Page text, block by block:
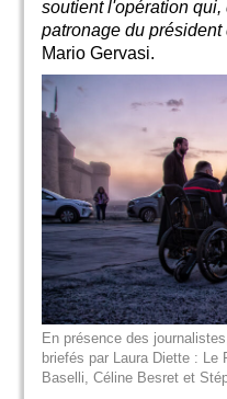
soutient l'opération
patronage du
Mario Gervasi.
En présence des
briefés par Laura Diette : Le
Baselli, Céline Besret et